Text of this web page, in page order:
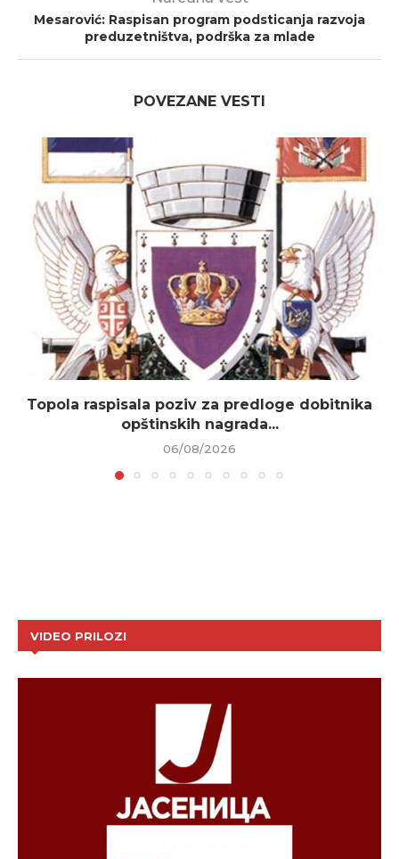
Mesarović: Raspisan program podsticanja razvoja
preduzetništva, podrška za mlade
POVEZANE VESTI
Topola raspisala poziv za predloge dobitnika
opštinskih nagrada...
06/08/2026
VIDEO PRILOZI